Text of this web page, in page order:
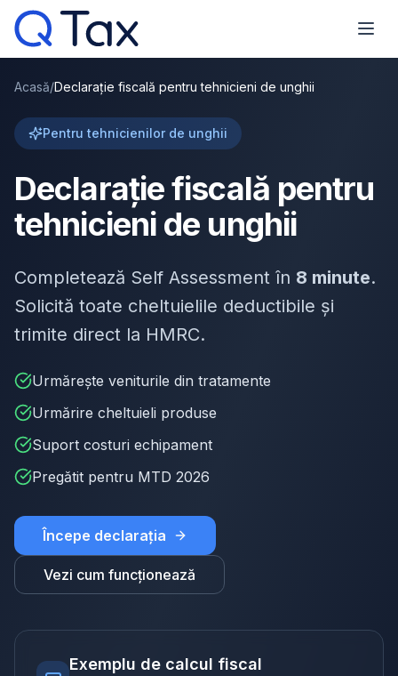
Acasă/Declarație fiscală pentru tehnicieni de unghii
Pentru tehnicienilor de unghii
Declarație fiscală pentru
tehnicieni de unghii
Completează Self Assessment în 8 minute.
Solicită toate cheltuielile deductibile și
trimite direct la HMRC.
Urmărește veniturile din tratamente
Urmărire cheltuieli produse
Suport costuri echipament
Pregătit pentru MTD 2026
Începe declarația
Vezi cum funcționează
Exemplu de calcul fiscal